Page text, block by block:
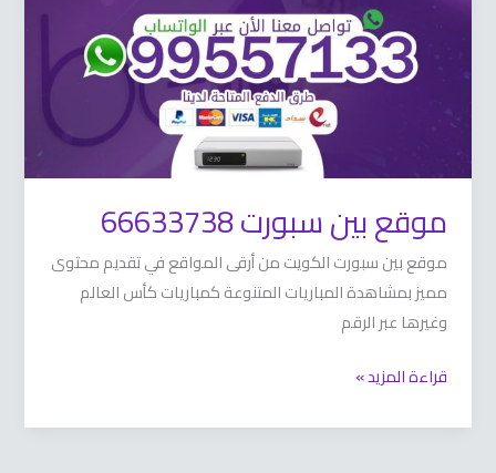
موقع بين سبورت 66633738
موقع بين سبورت الكويت من أرقى المواقع في تقديم محتوى
مميز بمشاهدة المباريات المتنوعة كمباريات كأس العالم
وغيرها عبر الرقم
قراءة المزيد »